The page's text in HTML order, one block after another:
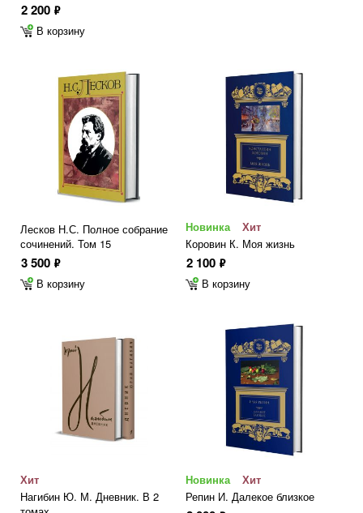
2 200 ф
В корзину
Лесков Н.С. Полное собрание
сочинений. Том 15
3 500 ф
В корзину
Новинка
Хит
Коровин К. Моя жизнь
2 100 ф
В корзину
Хит
Нагибин Ю. М. Дневник. В 2
Новинка
Хит
Репин И. Далекое близкое